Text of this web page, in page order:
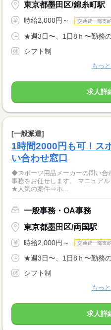
東京都墨田区/錦糸町駅
時給2,000円～ 交通費一部支
★週3日〜、1日8ｈ〜勤務
シフト制
もっ
求人詳
[一般派遣]
1時間2000円も可！ス
い合わせ窓口
◆スポーツ用品メーカーの問い合わせ窓口 データ入力
事務をお任せします。 マニュア
★人気の案件⇒ホ...
一般事務・OA事務
東京都墨田区/両国駅
時給2,000円～ 交通費一部支
★週3日〜、1日8ｈ〜勤務
シフト制
もっ
求人詳